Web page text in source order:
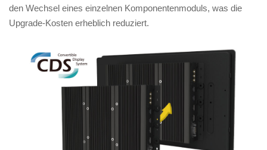
den Wechsel eines einzelnen Komponentenmoduls, was die
Upgrade-Kosten erheblich reduziert.